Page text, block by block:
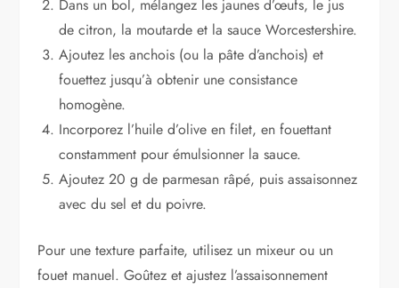
Dans un bol, mélangez les jaunes d’œufs, le jus
de citron, la moutarde et la sauce Worcestershire.
Ajoutez les anchois (ou la pâte d’anchois) et
fouettez jusqu’à obtenir une consistance
homogène.
Incorporez l’huile d’olive en filet, en fouettant
constamment pour émulsionner la sauce.
Ajoutez 20 g de parmesan râpé, puis assaisonnez
avec du sel et du poivre.
Pour une texture parfaite, utilisez un mixeur ou un
fouet manuel. Goûtez et ajustez l’assaisonnement